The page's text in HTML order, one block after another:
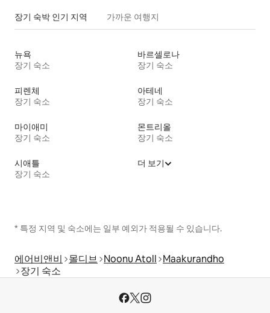
장기 숙박 인기 지역 가까운 여행지
뉴욕
장기 숙소
바르셀로나
장기 숙소
피렌체
장기 숙소
아테네
장기 숙소
마이애미
장기 숙소
몬트리올
장기 숙소
시애틀
장기 숙소
더 보기
* 특정 지역 및 숙소에는 일부 예외가 적용될 수 있습니다.
에어비앤비 몰디브 Noonu Atoll Maakurandho
장기 숙소